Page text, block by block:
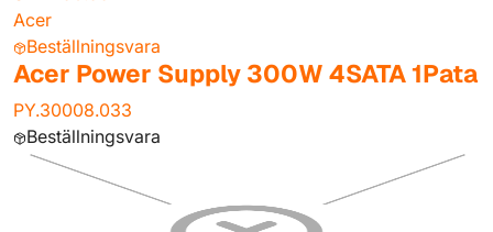
Acer
Beställningsvara
Acer Power Supply 300W 4SATA 1Pata
PY.30008.033
Beställningsvara